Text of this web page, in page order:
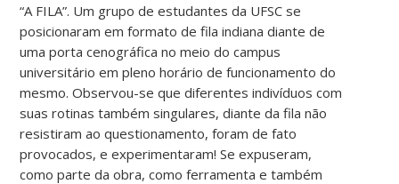
“A FILA”. Um grupo de estudantes da UFSC se
posicionaram em formato de fila indiana diante de
uma porta cenográfica no meio do campus
universitário em pleno horário de funcionamento do
mesmo. Observou-se que diferentes indivíduos com
suas rotinas também singulares, diante da fila não
resistiram ao questionamento, foram de fato
provocados, e experimentaram! Se expuseram,
como parte da obra, como ferramenta e também